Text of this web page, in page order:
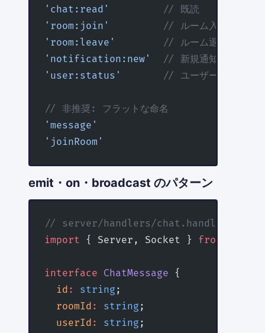
'chat:read'
         // 既読
'room:join'
         // ルーム入室
'room:leave'
        // ルーム退出
'notification:new'
  // 新規通知
'user:status'
       // ユーザー状態変更
// 非推奨: フラットな命名
'message'
'joinRoom'
emit・on・broadcast のパターン
// server/handlers/chat.handler.ts
import { Server, Socket } from
interface ChatMessage {
  id
: string ;
  roomId
: string ;
  userId
: string ;